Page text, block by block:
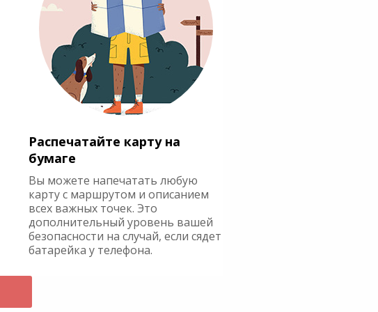
Распечатайте карту на
бумаге
Вы можете напечатать любую
карту с маршрутом и описанием
всех важных точек. Это
дополнительный уровень вашей
безопасности на случай, если сядет
батарейка у телефона.